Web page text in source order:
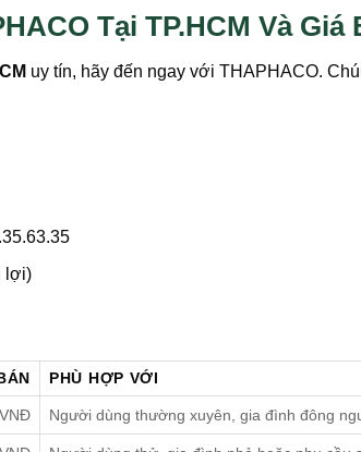
Tại TP.HCM Và Giá
uy tín, hãy đến ngay với THAPHACO.
lợi)
PHÙ HỢP VỚI
Người dùng thường xuyên, gia đình đông